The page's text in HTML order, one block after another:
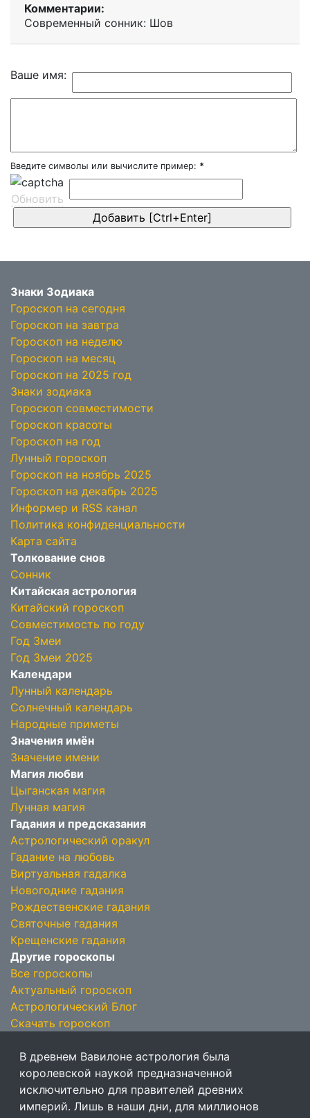
Комментарии:
Современный сонник: Шов
Ваше имя:
Введите символы или вычислите пример: *
Обновить
Знаки Зодиака
Гороскоп на сегодня
Гороскоп на завтра
Гороскоп на неделю
Гороскоп на месяц
Гороскоп на 2025 год
Знаки зодиака
Гороскоп совместимости
Гороскоп красоты
Гороскоп на год
Лунный гороскоп
Гороскоп на ноябрь 2025
Гороскоп на декабрь 2025
Информер и RSS канал
Политика конфиденциальности
Карта сайта
Толкование снов
Сонник
Китайская астрология
Китайский гороскоп
Совместимость по году
Год Змеи
Год Змеи 2025
Календари
Лунный календарь
Солнечный календарь
Народные приметы
Значения имён
Значение имени
Магия любви
Цыганская магия
Лунная магия
Гадания и предсказания
Астрологический оракул
Гадание на любовь
Виртуальная гадалка
Новогодние гадания
Рождественские гадания
Святочные гадания
Крещенские гадания
Другие гороскопы
Все гороскопы
Актуальный гороскоп
Астрологический Блог
Скачать гороскоп
В древнем Вавилоне астрология была
королевской наукой предназначенной
исключительно для правителей древних
империй. Лишь в наши дни, для миллионов